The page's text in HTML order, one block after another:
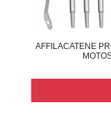
AFFILACATENE